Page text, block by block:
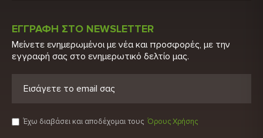
Τ: 210 2848522
E: info@biohygeia.gr
Κατάλογος
Πιστοποιητικά
Πολιτική Απορρήτου
Όροι χρήσης
Νέα Προϊόντα
ΕΓΓΡΑΦΗ ΣΤΟ NEWSLETTER
Μείνετε ενημερωμένοι με νέα και προσφορές, με την
εγγραφή σας στο ενημερωτικό δελτίο μας.
Έχω διαβάσει και αποδέχομαι τους Όρους Χρήσης